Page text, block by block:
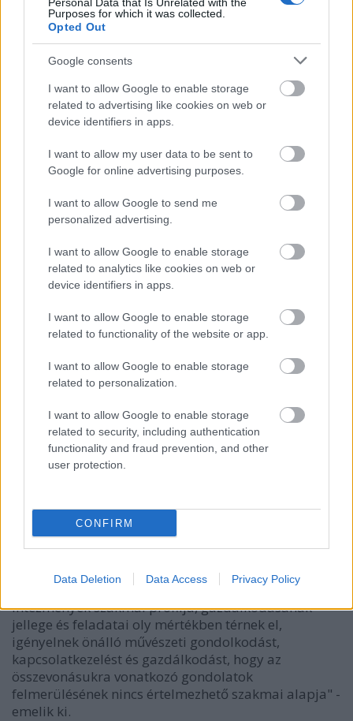
Purposes for which it was collected.
Opted Out
Google consents
I want to allow Google to enable storage
related to advertising like cookies on web or
device identifiers in apps.
I want to allow my user data to be sent to
Google for online advertising purposes.
I want to allow Google to send me
personalized advertising.
I want to allow Google to enable storage
related to analytics like cookies on web or
device identifiers in apps.
I want to allow Google to enable storage
related to functionality of the website or app.
I want to allow Google to enable storage
related to personalization.
I want to allow Google to enable storage
related to security, including authentication
functionality and fraud prevention, and other
user protection.
CONFIRM
Data Deletion Data Access Privacy Policy
Színház újranyitásával és társadalmi
felelősségvállalási programjaival - a párizsi mellett -
a világ egyik legnagyobb integrált operaházává vált.
Mivel a dalszínház "intézményes formában
Magyarországon egyetlenként felel az opera- és
balettjátszásért, önállóságának megtartása
nemcsak az elődök munkájának tiszteletén, de a
racionális gondolkodáson és a művészi fejlődés
esélyének lehetőségén is nyugszik" - közölte az
operaház.
javaslatai szakmailag megalapozatlanok, ténybeli
tévedéseken alapulnak, egyben veszélyeztetik a
magyar kultúra sokszínűségét", háttérbe szorítják a
művészeti oktatást - olvasható az intézmény MTI-hez
eljuttatott írásos összegzésében. "A megnevezett
intézmények szakmai profilja, gazdálkodásának
jellege és feladatai oly mértékben térnek el,
igényelnek önálló művészeti gondolkodást,
kapcsolatkezelést és gazdálkodást, hogy az
összevonásukra vonatkozó gondolatok
felmerülésének nincs értelmezhető szakmai alapja" -
emelik ki.